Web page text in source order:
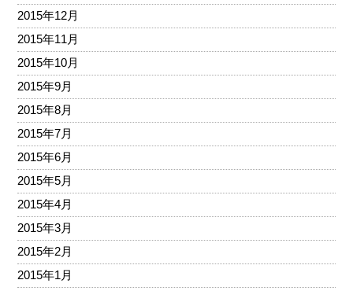
2015年12月
2015年11月
2015年10月
2015年9月
2015年8月
2015年7月
2015年6月
2015年5月
2015年4月
2015年3月
2015年2月
2015年1月